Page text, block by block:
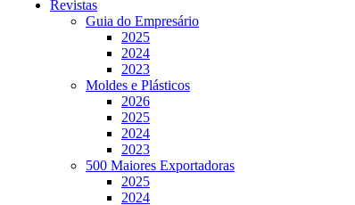
Revistas
Guia do Empresário
2025
2024
2023
Moldes e Plásticos
2026
2025
2024
2023
500 Maiores Exportadoras
2025
2024